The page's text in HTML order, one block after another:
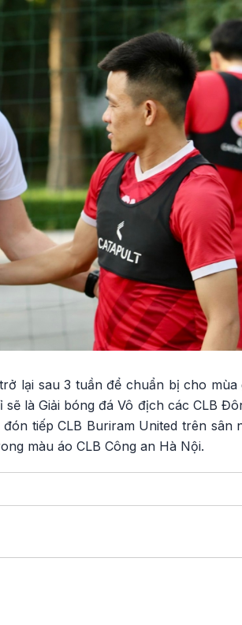
lại sau 3 tuần để chuẩn bị cho mùa
là Giải bóng đá Vô địch các CLB
tiếp CLB Buriram United trên sân
màu áo CLB Công an Hà Nội.